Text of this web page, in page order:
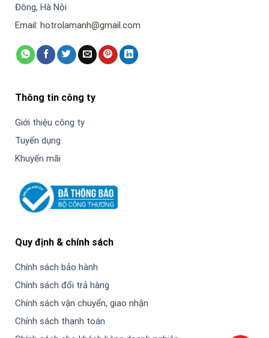
Đông, Hà Nội
Email: hotrolamanh@gmail.com
Thông tin công ty
Giới thiệu công ty
Tuyển dụng
Khuyến mãi
Quy định & chính sách
Chính sách bảo hành
Chính sách đổi trả hàng
Chính sách vận chuyển, giao nhận
Chính sách thanh toán